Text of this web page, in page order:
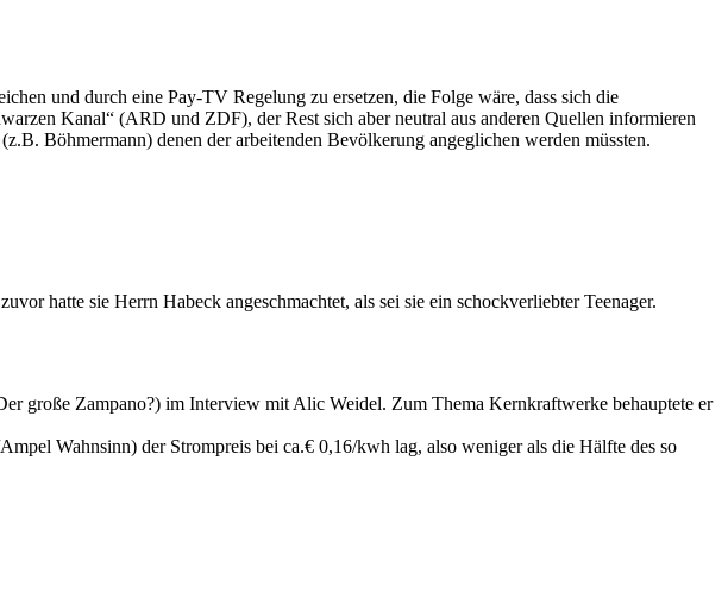
und durch eine Pay-TV Regelung zu ersetzen, die Folge wäre, dass sich die
Kanal“ (ARD und ZDF), der Rest sich aber neutral aus anderen Quellen informieren
Böhmermann) denen der arbeitenden Bevölkerung angeglichen werden müssten.
hatte sie Herrn Habeck angeschmachtet, als sei sie ein schockverliebter Teenager.
große Zampano?) im Interview mit Alic Weidel. Zum Thema Kernkraftwerke behauptete er
Wahnsinn) der Strompreis bei ca.€ 0,16/kwh lag, also weniger als die Hälfte des so